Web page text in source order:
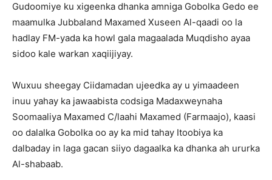
Gudoomiye ku xigeenka dhanka amniga Gobolka Gedo ee
maamulka Jubbaland Maxamed Xuseen Al-qaadi oo la
hadlay FM-yada ka howl gala magaalada Muqdisho ayaa
sidoo kale warkan xaqiijiyay.
Wuxuu sheegay Ciidamadan ujeedka ay u yimaadeen
inuu yahay ka jawaabista codsiga Madaxweynaha
Soomaaliya Maxamed C/laahi Maxamed (Farmaajo), kaasi
oo dalalka Gobolka oo ay ka mid tahay Itoobiya ka
dalbaday in laga gacan siiyo dagaalka ka dhanka ah ururka
Al-shabaab.